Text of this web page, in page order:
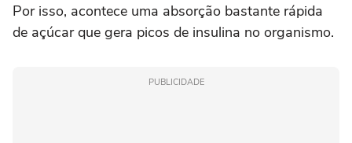
Por isso, acontece uma absorção bastante rápida
de açúcar que gera picos de insulina no organismo.
PUBLICIDADE